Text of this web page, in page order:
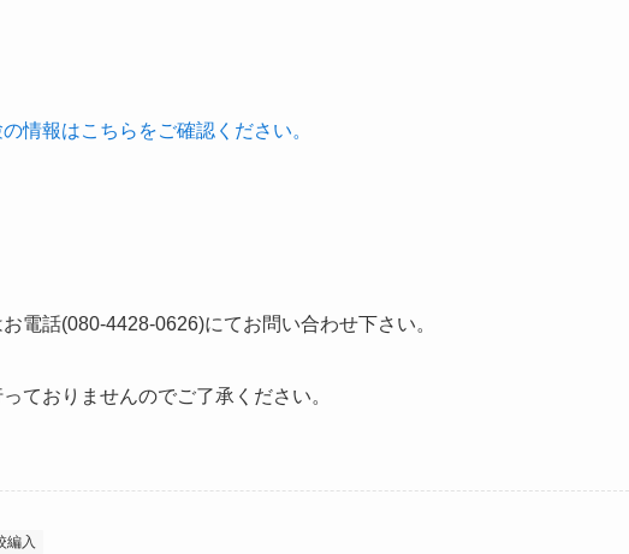
情報はこちらをご確認ください。
電話(080-4428-0626)にてお問い合わせ下さい。
ておりませんのでご了承ください。
編入